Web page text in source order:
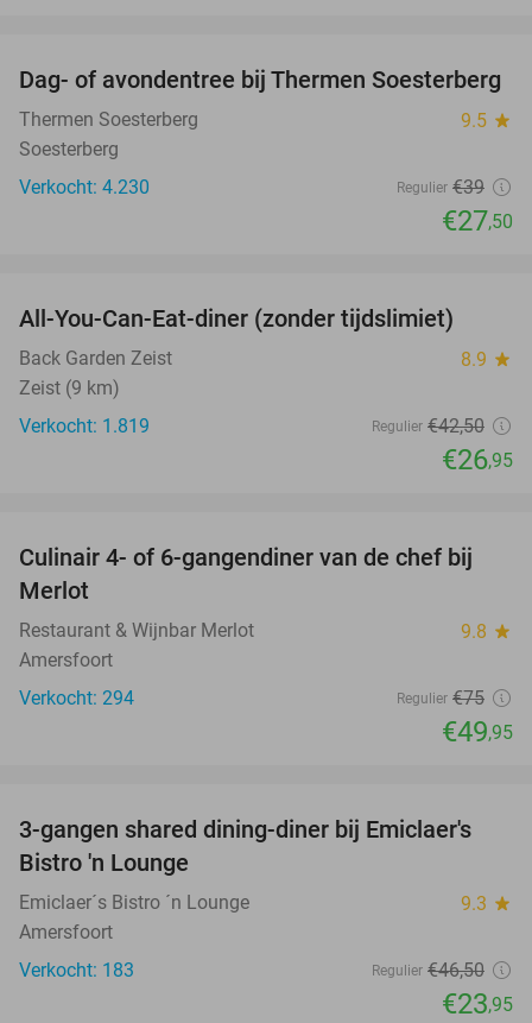
29%
Dag- of avondentree bij Thermen Soesterberg
Thermen Soesterberg 9.5 star
Soesterberg
Verkocht: 4.230
Regulier €39
€27,50
All-You-Can-Eat-diner (zonder tijdslimiet)
Back Garden Zeist 8.9 star
Zeist (9 km)
Verkocht: 1.819
Regulier €42,50
€26,95
33%
Culinair 4- of 6-gangendiner van de chef bij
Merlot
Restaurant & Wijnbar Merlot 9.8 star
Amersfoort
Verkocht: 294
Regulier €75
€49,95
48%
3-gangen shared dining-diner bij Emiclaer's
Bistro 'n Lounge
Emiclaer´s Bistro ´n Lounge 9.3 star
Amersfoort
Verkocht: 183
Regulier €46,50
€23,95